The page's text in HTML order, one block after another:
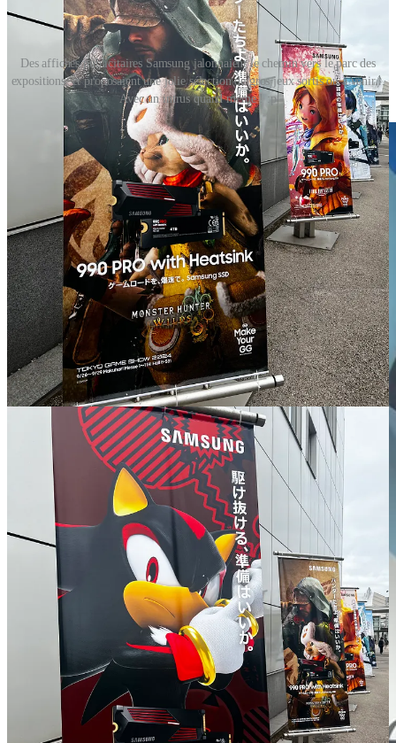
Des affiches publicitaires Samsung jalonnaient le chemin vers le parc des
expositions, et proposaient une jolie sélection de gros jeux sortis ou à venir...
Avec un intrus quand même ! :p